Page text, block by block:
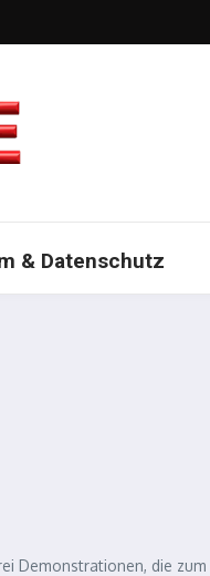
& Datenschutz
Demonstrationen, die